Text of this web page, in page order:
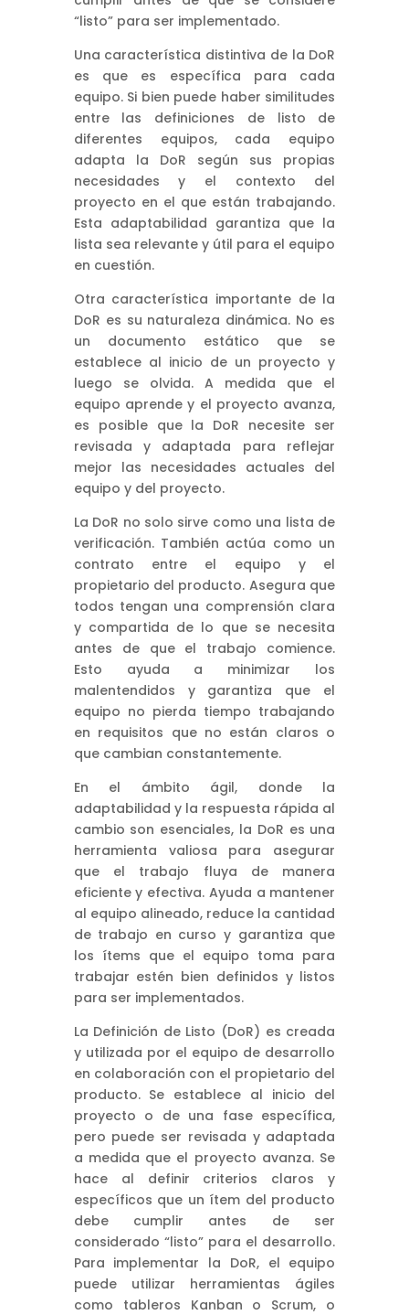
“listo” para ser implementado.
Una característica distintiva de la DoR
es que es específica para cada
equipo. Si bien puede haber similitudes
entre las definiciones de listo de
diferentes equipos, cada equipo
adapta la DoR según sus propias
necesidades y el contexto del
proyecto en el que están trabajando.
Esta adaptabilidad garantiza que la
lista sea relevante y útil para el equipo
en cuestión.
Otra característica importante de la
DoR es su naturaleza dinámica. No es
un documento estático que se
establece al inicio de un proyecto y
luego se olvida. A medida que el
equipo aprende y el proyecto avanza,
es posible que la DoR necesite ser
revisada y adaptada para reflejar
mejor las necesidades actuales del
equipo y del proyecto.
La DoR no solo sirve como una lista de
verificación. También actúa como un
contrato entre el equipo y el
propietario del producto. Asegura que
todos tengan una comprensión clara
y compartida de lo que se necesita
antes de que el trabajo comience.
Esto ayuda a minimizar los
malentendidos y garantiza que el
equipo no pierda tiempo trabajando
en requisitos que no están claros o
que cambian constantemente.
En el ámbito ágil, donde la
adaptabilidad y la respuesta rápida al
cambio son esenciales, la DoR es una
herramienta valiosa para asegurar
que el trabajo fluya de manera
eficiente y efectiva. Ayuda a mantener
al equipo alineado, reduce la cantidad
de trabajo en curso y garantiza que
los ítems que el equipo toma para
trabajar estén bien definidos y listos
para ser implementados.
La Definición de Listo (DoR) es creada
y utilizada por el equipo de desarrollo
en colaboración con el propietario del
producto. Se establece al inicio del
proyecto o de una fase específica,
pero puede ser revisada y adaptada
a medida que el proyecto avanza. Se
hace al definir criterios claros y
específicos que un ítem del producto
debe cumplir antes de ser
considerado “listo” para el desarrollo.
Para implementar la DoR, el equipo
puede utilizar herramientas ágiles
como tableros Kanban o Scrum, o